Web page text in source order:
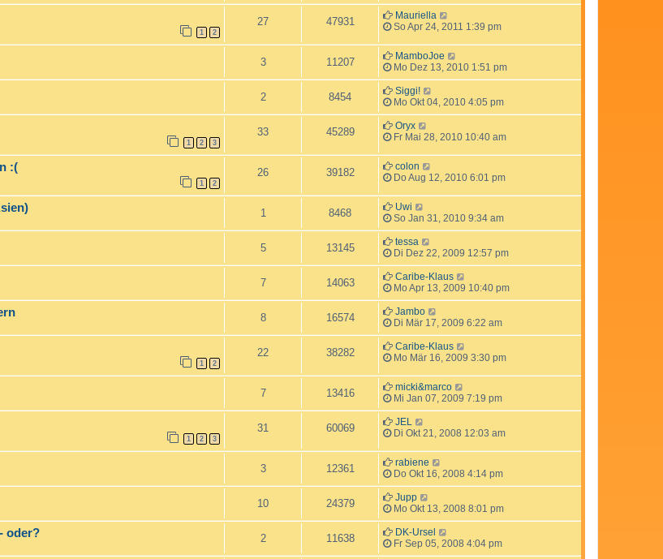
1 2
27 47931
Mauriella
So Apr 24, 2011 1:39 pm
3 11207
MamboJoe
Mo Dez 13, 2010 1:51 pm
2 8454
Siggi!
Mo Okt 04, 2010 4:05 pm
1 2 3
33 45289
Oryx
Fr Mai 28, 2010 10:40 am
:(
1 2
26 39182
colon
Do Aug 12, 2010 6:01 pm
1 8468
Uwi
So Jan 31, 2010 9:34 am
5 13145
tessa
Di Dez 22, 2009 12:57 pm
7 14063
Caribe-Klaus
Mo Apr 13, 2009 10:40 pm
8 16574
Jambo
Di Mär 17, 2009 6:22 am
1 2
22 38282
Caribe-Klaus
Mo Mär 16, 2009 3:30 pm
7 13416
micki&marco
Mi Jan 07, 2009 7:19 pm
1 2 3
31 60069
JEL
Di Okt 21, 2008 12:03 am
3 12361
rabiene
Do Okt 16, 2008 4:14 pm
10 24379
Jupp
Mo Okt 13, 2008 8:01 pm
oder? 2 11638
DK-Ursel
Fr Sep 05, 2008 4:04 pm